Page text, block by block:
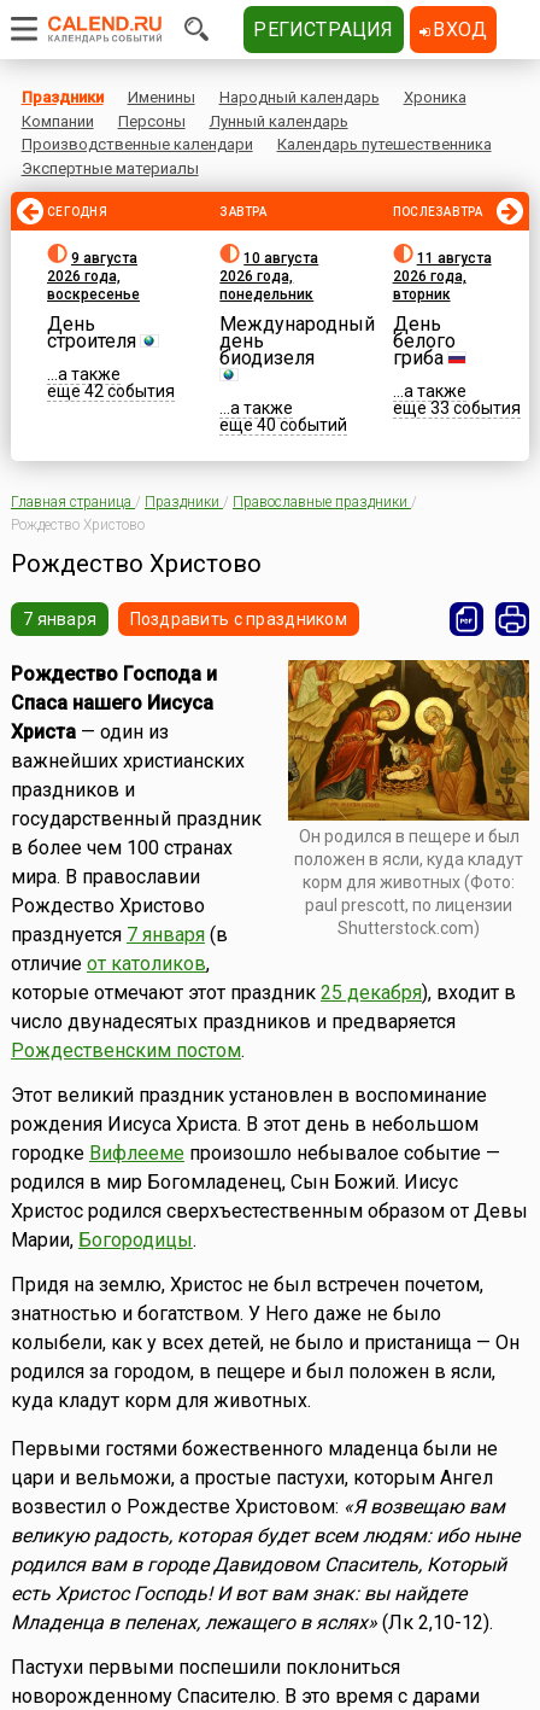
Праздники Именины Народный календарь
Хроника
Компании
Персоны
Лунный календарь
Производственные календари
Календарь путешественника
Экспертные материалы
СЕГОДНЯ
9 августа
2026 года,
воскресенье
День
строителя
...а также
еще 42 события
ЗАВТРА
10 августа
2026 года,
понедельник
Международный
день
биодизеля
...а также
еще 40 событий
ПОСЛЕЗАВТРА
11 августа
2026 года,
вторник
День
белого
гриба
...а также
еще 33 события
Главная страница / Праздники / Православные праздники /
Рождество Христово
Рождество Христово
7 января Поздравить с праздником
Он родился в пещере и был
положен в ясли, куда кладут
корм для животных (Фото:
paul prescott, по лицензии
Shutterstock.com)
Рождество Господа и
Спаса нашего Иисуса
Христа— один из
важнейших христианских
праздников и
государственный праздник
в более чем 100 странах
мира. В православии
Рождество Христово
празднуется 7 января(в
отличие от католиков,
которые отмечают этот праздник 25 декабря), входит в
число двунадесятых праздников и предваряется
Рождественским постом.
Этот великий праздник установлен в воспоминание
рождения Иисуса Христа. В этот день в небольшом
городке Вифлеемепроизошло небывалое событие —
родился в мир Богомладенец, Сын Божий. Иисус
Христос родился сверхъестественным образом от Девы
Марии, Богородицы.
Придя на землю, Христос не был встречен почетом,
знатностью и богатством. У Него даже не было
колыбели, как у всех детей, не было и пристанища — Он
родился за городом, в пещере и был положен в ясли,
куда кладут корм для животных.
Первыми гостями божественного младенца были не
цари и вельможи, а простые пастухи, которым Ангел
возвестил о Рождестве Христовом: «Я возвещаю вам
великую радость, которая будет всем людям: ибо ныне
родился вам в городе Давидовом Спаситель, Который
есть Христос Господь! И вот вам знак: вы найдете
Младенца в пеленах, лежащего в яслях»(Лк 2,10-12).
Пастухи первыми поспешили поклониться
новорожденному Спасителю. В это время с дарами
РЕГИСТРАЦИЯ ВХОД